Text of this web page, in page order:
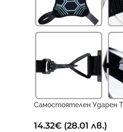
Самостоятелен Ударен
14.32€(28.01 лв.)